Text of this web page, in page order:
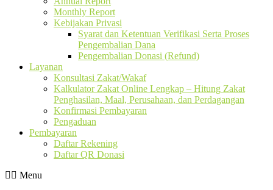
Monthly Report
Kebijakan Privasi
Syarat dan Ketentuan Verifikasi Serta Proses
Pengembalian Dana
Pengembalian Donasi (Refund)
Layanan
Konsultasi Zakat/Wakaf
Kalkulator Zakat Online Lengkap – Hitung Zakat
Penghasilan, Maal, Perusahaan, dan Perdagangan
Konfirmasi Pembayaran
Pengaduan
Pembayaran
Daftar Rekening
Daftar QR Donasi
Menu